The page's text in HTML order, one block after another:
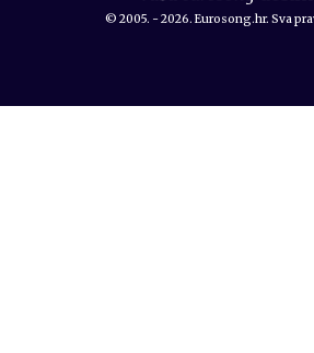
© 2005. - 2026. Eurosong.hr. Sva